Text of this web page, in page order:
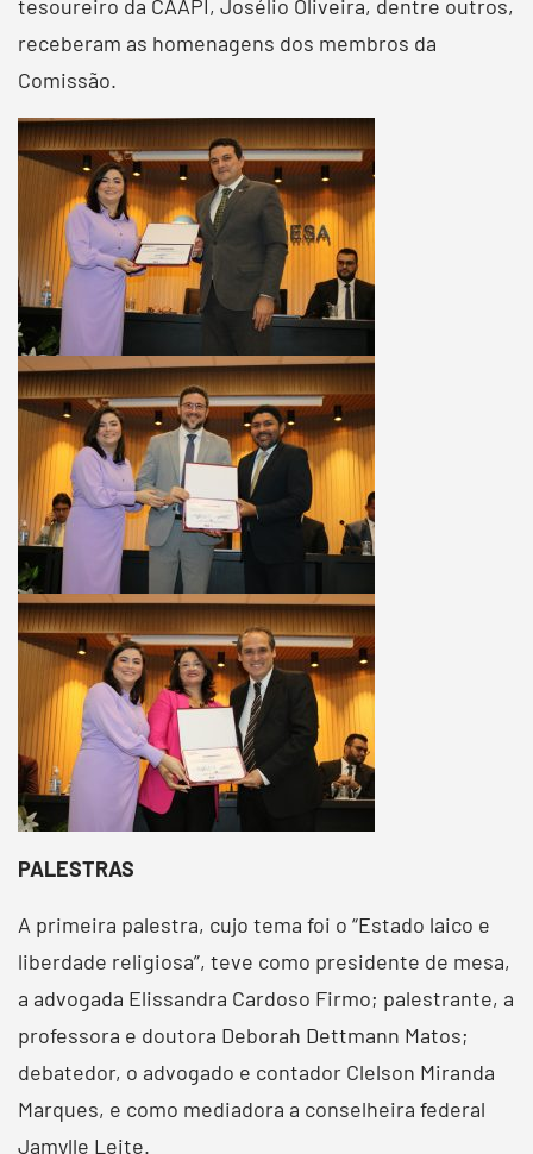
tesoureiro da CAAPI, Josélio Oliveira, dentre outros,
receberam as homenagens dos membros da
Comissão.
PALESTRAS
A primeira palestra, cujo tema foi o “Estado laico e
liberdade religiosa”, teve como presidente de mesa,
a advogada Elissandra Cardoso Firmo; palestrante, a
professora e doutora Deborah Dettmann Matos;
debatedor, o advogado e contador Clelson Miranda
Marques, e como mediadora a conselheira federal
Jamylle Leite.